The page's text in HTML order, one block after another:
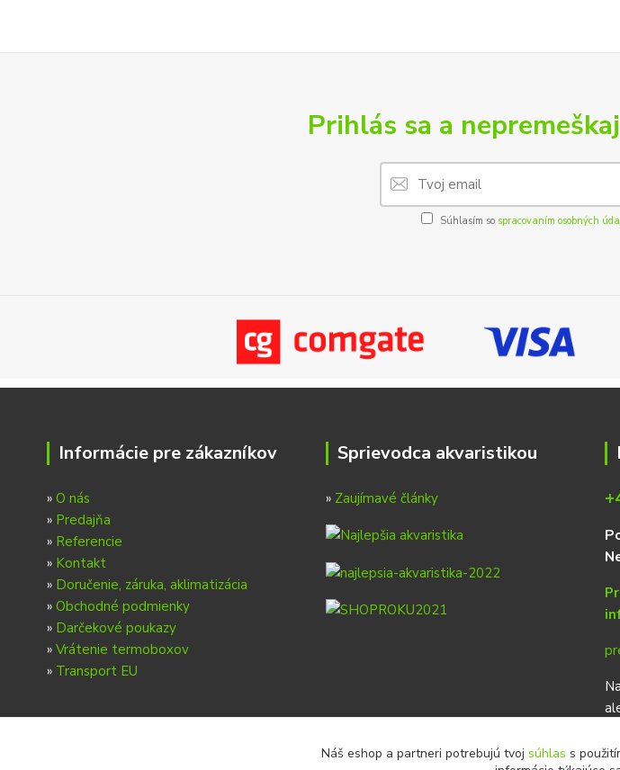
Prihlás sa a
Súhlasím so spracovaním osobných
Informácie pre zákazníkov
» O nás
» Predajňa
» Referencie
» Kontakt
» Doručenie, záruka, aklimatizácia
» Obchodné podmienky
» Darčekové poukazy
» Vrátenie termoboxov
» Transport EU
Sprievodca akvaristikou
» Zaujímavé články
P
Náš eshop a partneri potrebujú tvoj súhlas s